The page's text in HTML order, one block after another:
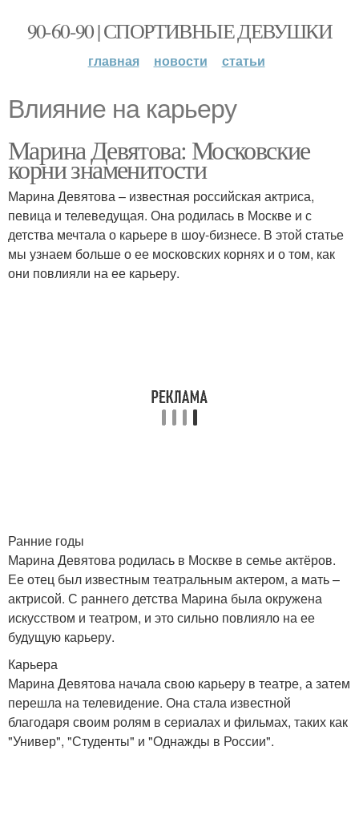
90-60-90 | СПОРТИВНЫЕ ДЕВУШКИ
главная новости статьи
Влияние на карьеру
Марина Девятова: Московские
корни знаменитости
Марина Девятова – известная российская актриса,
певица и телеведущая. Она родилась в Москве и с
детства мечтала о карьере в шоу-бизнесе. В этой статье
мы узнаем больше о ее московских корнях и о том, как
они повлияли на ее карьеру.
Ранние годы
Марина Девятова родилась в Москве в семье актёров.
Ее отец был известным театральным актером, а мать –
актрисой. С раннего детства Марина была окружена
искусством и театром, и это сильно повлияло на ее
будущую карьеру.
Карьера
Марина Девятова начала свою карьеру в театре, а затем
перешла на телевидение. Она стала известной
благодаря своим ролям в сериалах и фильмах, таких как
"Универ", "Студенты" и "Однажды в России".